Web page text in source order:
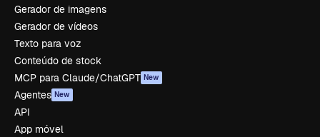
Gerador de imagens
Gerador de vídeos
Texto para voz
Conteúdo de stock
MCP para Claude/ChatGPT New
Agentes New
API
App móvel